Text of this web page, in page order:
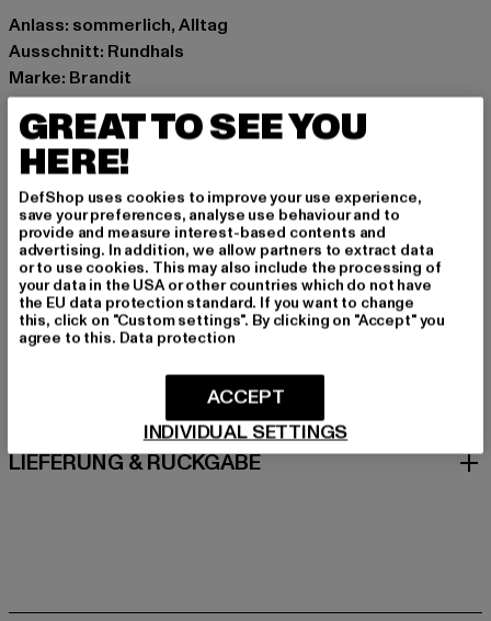
Anlass: sommerlich, Alltag
Ausschnitt: Rundhals
Marke: Brandit
Kat.: Tank Tops
Farbe: schwarz
Hersteller Farbe: black
Materialzusammensetzung: 100% Baumwolle
Art.Nr: BD4210-00007
Hersteller: Brandit Textil GmbH |info@brandit-wear.com
Spichernstraße 6a | 50672 Köln | DE
PFLEGEHINWEISE
LIEFERUNG & RÜCKGABE
GREAT TO SEE YOU
HERE!
DefShop uses cookies to improve your use experience,
save your preferences, analyse use behaviour and to
provide and measure interest-based contents and
advertising. In addition, we allow partners to extract data
or to use cookies. This may also include the processing of
your data in the USA or other countries which do not have
the EU data protection standard. If you want to change
this, click on "Custom settings". By clicking on "Accept" you
agree to this. Data protection
INDIVIDUAL SETTINGS
ACCEPT